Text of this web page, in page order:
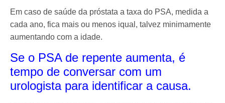
Em caso de saúde da próstata a taxa do PSA, medida a
cada ano, fica mais ou menos iqual, talvez minimamente
aumentando com a idade.
Se o PSA de repente aumenta, é
tempo de conversar com um
urologista para identificar a causa.